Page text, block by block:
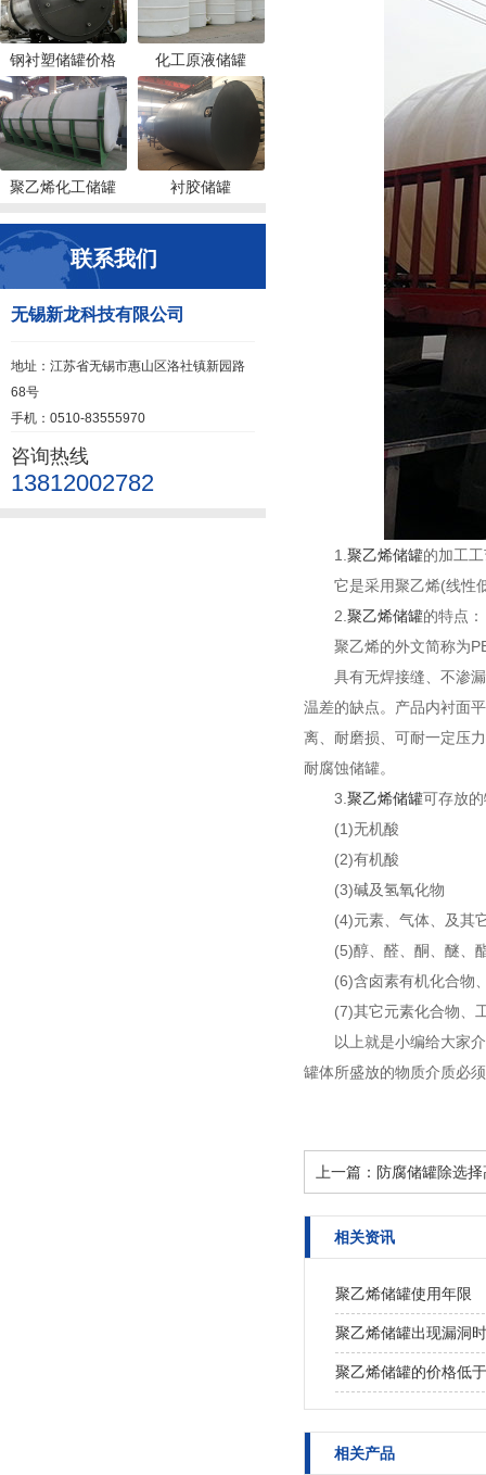
钢衬塑储罐价格 化工原液储罐
聚乙烯化工储罐 衬胶储罐
联系我们
无锡新龙科技有限公司
地址：江苏省无锡市惠山区洛社镇新园路
68号
手机：0510-83555970
咨询热线
13812002782
1. 聚乙烯储罐的加工
它是采用聚乙烯(线性
2. 聚乙烯储罐的特点：
聚乙烯的外文简称为
具有无焊接缝、不渗
温差的缺点。产品内衬面
离、耐磨损、可耐一定压
耐腐蚀储罐。
3. 聚乙烯储罐可存放
(1)无机酸
(2)有机酸
(3)碱及氢氧化物
(4)元素、气体、及其
(5)醇、醛、酮、醚、
(6)含卤素有机化合物
(7)其它元素化合物、
以上就是小编给大家
罐体所盛放的物质介质必
上一篇： 防腐储罐除选
相关资讯
聚乙烯储罐使用年限
聚乙烯储罐出现漏洞
聚乙烯储罐的价格低
相关产品